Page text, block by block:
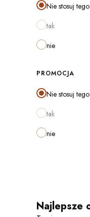
Nie stosuj
tak
nie
PROMOCJA
Nie stosuj
tak
nie
Najlepsze